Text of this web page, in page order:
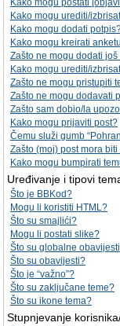
Kako mogu postati
Kako mogu urediti/
Kako mogu dodati
Kako mogu kreirati
Zašto ne mogu dodati
Kako mogu urediti/
Zašto ne mogu pristupiti
Zašto ne mogu dodavati
Zašto sam dobio/la
Kako mogu prijaviti post?
Čemu služi gumb
Zašto (moj) post mora
Kako mogu bumpirati
Uređivanje i tipovi
Što je BBKod?
Mogu li koristiti HTML?
Što su smajlići?
Mogu li postati slike?
Što su globalne
Što su obavijesti?
Što je “važno”?
Što su zaključane teme?
Što su ikone tema?
Stupnjevanje